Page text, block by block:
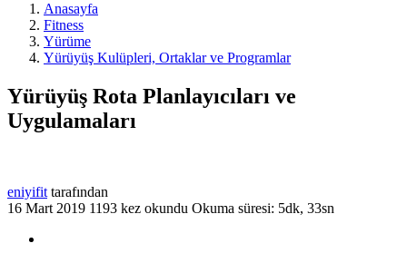
Anasayfa
Fitness
Yürüme
Yürüyüş Kulüpleri, Ortaklar ve Programlar
Yürüyüş Rota Planlayıcıları ve
Uygulamaları
eniyifit tarafından
16 Mart 2019 1193 kez okundu Okuma süresi: 5dk, 33sn